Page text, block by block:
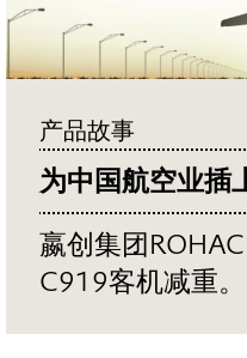
产品故事
为中国航空业插
嬴创集团
C919客机减重。